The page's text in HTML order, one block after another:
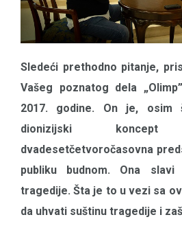
Sledeći prethodno pitanje,
Vašeg poznatog dela
2017. godine. On je, osim
dionizijski
dvadesetčetvoročasovna
publiku budnom. Ona
tragedije. Šta je to u vezi sa
da uhvati suštinu tragedije i